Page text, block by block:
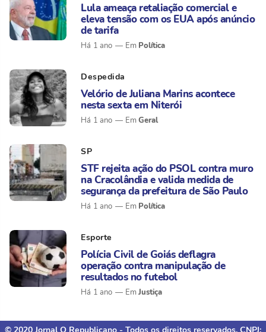
Lula ameaça retaliação comercial e
eleva tensão com os EUA após anúncio
de tarifa
Há 1 ano Política
Despedida
Velório de Juliana Marins acontece
nesta sexta em Niterói
Há 1 ano Geral
SP
STF rejeita ação do PSOL contra muro
na Cracolândia e valida medida de
segurança da prefeitura de São Paulo
Há 1 ano Política
Esporte
Polícia Civil de Goiás deflagra
operação contra manipulação de
resultados no futebol
Há 1 ano Justiça